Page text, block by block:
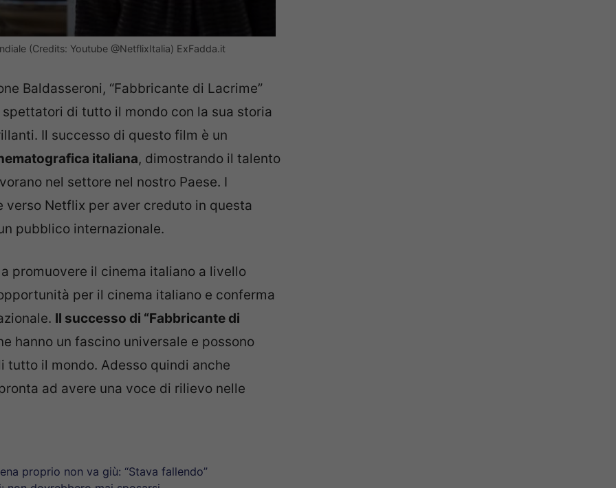
(Credits: Youtube @NetflixItalia) ExFadda.it
Baldasseroni, “Fabbricante di Lacrime”
di tutto il mondo con la sua storia
Il successo di questo film è un
italiana, dimostrando il talento
nel settore nel nostro Paese. I
Netflix per aver creduto in questa
pubblico internazionale.
promuovere il cinema italiano a livello
per il cinema italiano e conferma
Il successo di “Fabbricante di
hanno un fascino universale e possono
il mondo. Adesso quindi anche
ad avere una voce di rilievo nelle
proprio non va giù: “Stava fallendo”